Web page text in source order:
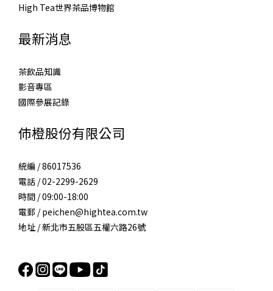
High Tea世界茶品博物館
最新消息
茶飲品知識
影音專區
國際參展記錄
伂橙股份有限公司
統編 / 86017536
電話 / 02-2299-2629
時間 / 09:00-18:00
電郵 / peichen@hightea.com.tw
地址 / 新北市五股區五權六路26號